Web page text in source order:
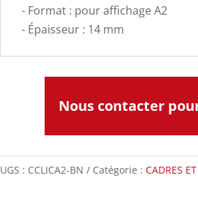
- Format : pour affichage A2
- Épaisseur : 14 mm
Nous contacter
UGS : CCLICA2-BN Catégorie : CADRES